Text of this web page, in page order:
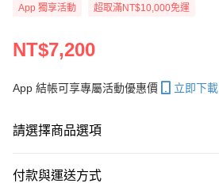
App 獨享活動 超取滿NT$10,000免運
NT$7,200
App 結帳可享專屬活動優惠價 立即下載
請選擇商品選項
付款與運送方式